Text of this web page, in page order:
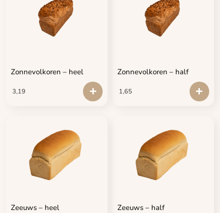
Zonnevolkoren – heel
3,19
Zonnevolkoren – half
1,65
Zeeuws – heel Zeeuws – half